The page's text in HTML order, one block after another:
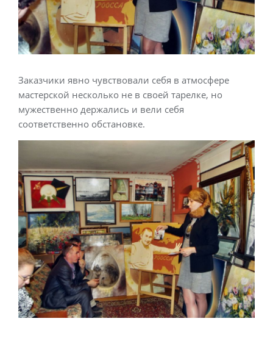
Заказчики явно чувствовали себя в атмосфере
мастерской несколько не в своей тарелке, но
мужественно держались и вели себя
соответственно обстановке.